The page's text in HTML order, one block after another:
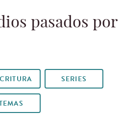
pasados por
SERIES